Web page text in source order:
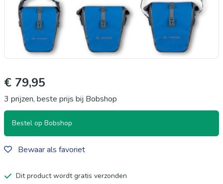
€ 79,95
3 prijzen, beste prijs bij Bobshop
Bestel op Bobshop
Bewaar als favoriet
Dit product wordt gratis verzonden